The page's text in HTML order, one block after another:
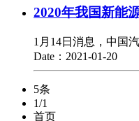
2020年我国新能
1月14日消息，中国
Date：2021-01-20
5条
1/1
首页